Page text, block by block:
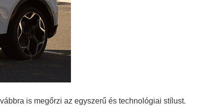
is megőrzi az egyszerű és technológiai stílust.